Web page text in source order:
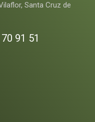
Santa Cruz de
91 51